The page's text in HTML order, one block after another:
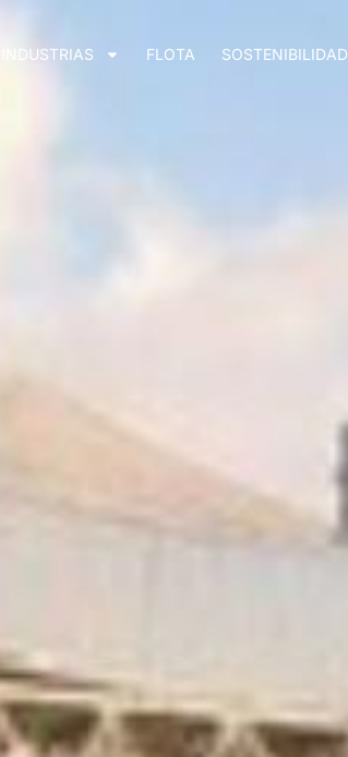
INDUSTRIAS FLOTA SOSTENIBILIDAD